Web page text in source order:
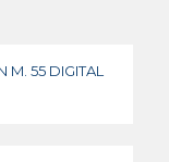
55 DIGITAL